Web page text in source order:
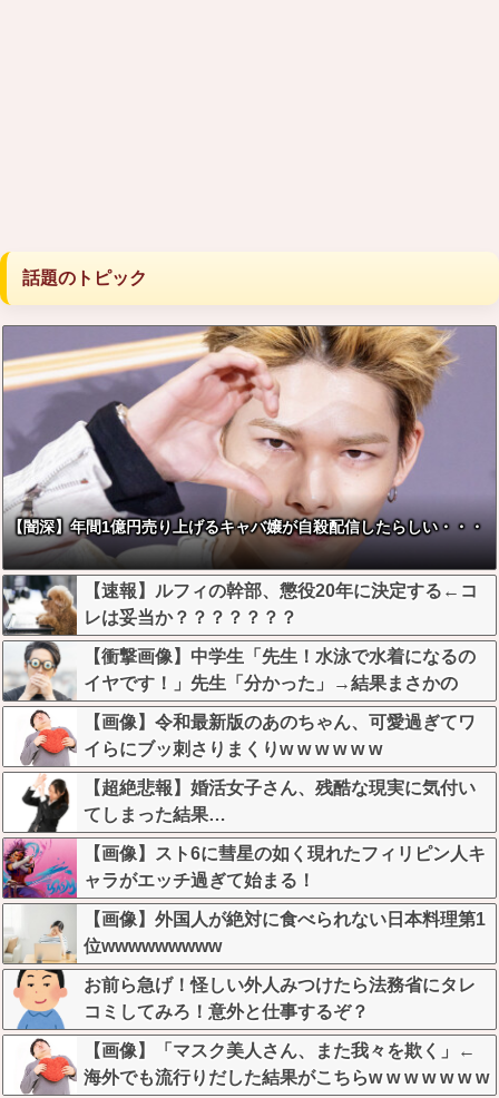
話題のトピック
【闇深】年間1億円売り上げるキャバ嬢が自殺配信したらしい・・・
【速報】ルフィの幹部、懲役20年に決定する←コ
レは妥当か？？？？？？？
【衝撃画像】中学生「先生！水泳で水着になるの
イヤです！」先生「分かった」→結果まさかの
『こう』なってしまうw w w w w w w
【画像】令和最新版のあのちゃん、可愛過ぎてワ
イらにブッ刺さりまくりw w w w w w
【超絶悲報】婚活女子さん、残酷な現実に気付い
てしまった結果…
【画像】スト6に彗星の如く現れたフィリピン人キ
ャラがエッチ過ぎて始まる！
【画像】外国人が絶対に食べられない日本料理第1
位wwwwwwwww
お前ら急げ！怪しい外人みつけたら法務省にタレ
コミしてみろ！意外と仕事するぞ？
【画像】「マスク美人さん、また我々を欺く」←
海外でも流行りだした結果がこちらw w w w w w w